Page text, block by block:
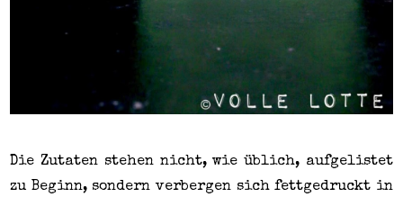
Die Zutaten stehen nicht, wie üblich, aufgelistet
zu Beginn, sondern verbergen sich fettgedruckt in